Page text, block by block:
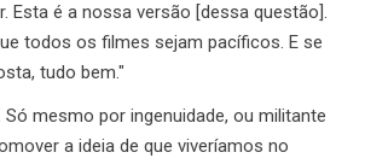
Esta é a nossa versão [dessa questão].
todos os filmes sejam pacíficos. E se
tudo bem."
mesmo por ingenuidade, ou militante
a ideia de que viveríamos no